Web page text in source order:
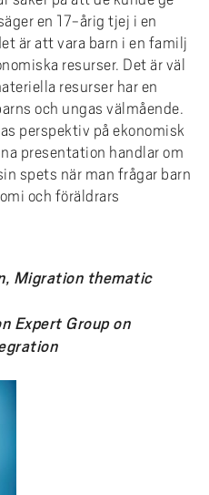
en 17-årig tjej i en
är att vara barn i en familj
resurser. Det är väl
resurser har en
och ungas välmående.
perspektiv på ekonomisk
presentation handlar om
spets när man frågar barn
och föräldrars
Migration thematic
Expert Group on